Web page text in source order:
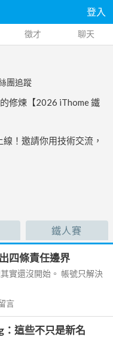
登入
徵才 聊天
團追蹤
修煉【2026 iThome 鐵
！邀請你用技術交流，
鐵人賽
四條責任邊界
實還沒開始。 帳號只解決
言
這些不只是新名